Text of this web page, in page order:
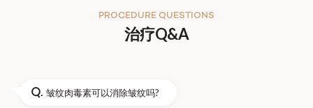
治疗Q&A
PROCEDURE QUESTIONS
Q. 皱纹肉毒素可以消除皱纹吗?